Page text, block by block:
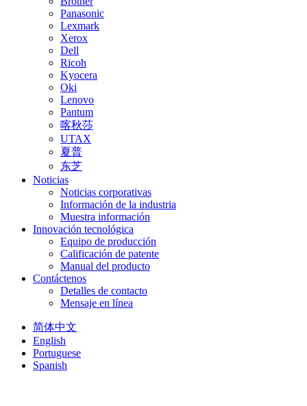
Panasonic
Lexmark
Xerox
Dell
Ricoh
Kyocera
Oki
Lenovo
Pantum
喀秋莎
UTAX
夏普
东芝
Noticias
Noticias corporativas
Información de la industria
Muestra información
Innovación tecnológica
Equipo de producción
Calificación de patente
Manual del producto
Contáctenos
Detalles de contacto
Mensaje en línea
简体中文
English
Portuguese
Spanish